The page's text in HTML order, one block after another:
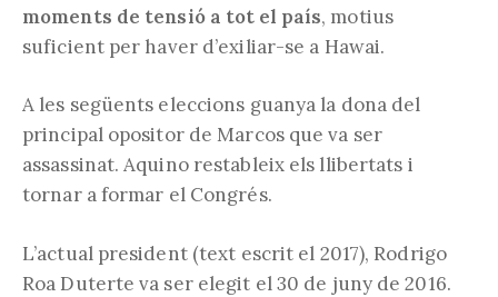
moments de tensió a tot el país, motius
suficient per haver d’exiliar-se a Hawai.
A les següents eleccions guanya la dona del
principal opositor de Marcos que va ser
assassinat. Aquino restableix els llibertats i
tornar a formar el Congrés.
L’actual president (text escrit el 2017), Rodrigo
Roa Duterte va ser elegit el 30 de juny de 2016.